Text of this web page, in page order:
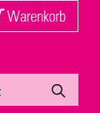
Warenkorb